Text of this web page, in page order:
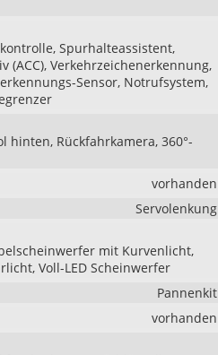
Spurhalteassistent,
Verkehrzeichenerkennung,
Sensor, Notrufsystem,
hinten, Rückfahrkamera, 360°-
vorhanden
Servolenkung
mit Kurvenlicht,
Voll-LED Scheinwerfer
Pannenkit
vorhanden